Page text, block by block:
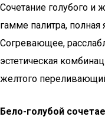
Сочетание голубого и
гамме палитра, полная
Согревающее,
эстетическая
желтого
Бело-голубой